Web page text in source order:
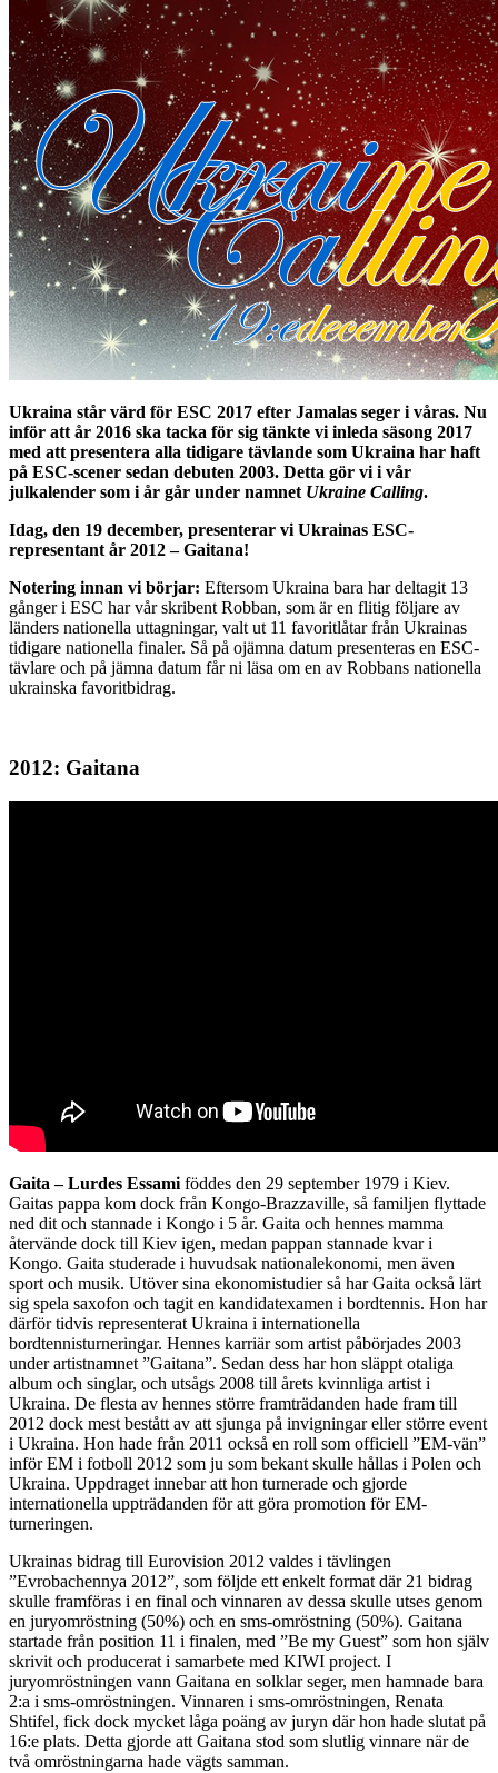
Ukraina står värd för ESC 2017 efter Jamalas seger i våras. Nu
inför att år 2016 ska tacka för sig tänkte vi inleda säsong 2017
med att presentera alla tidigare tävlande som Ukraina har haft
på ESC-scener sedan debuten 2003. Detta gör vi i vår
julkalender som i år går under namnet Ukraine Calling.
Idag, den 19 december, presenterar vi Ukrainas ESC-
representant år 2012 – Gaitana!
Notering innan vi börjar: Eftersom Ukraina bara har deltagit 13
gånger i ESC har vår skribent Robban, som är en flitig följare av
länders nationella uttagningar, valt ut 11 favoritlåtar från Ukrainas
tidigare nationella finaler. Så på ojämna datum presenteras en ESC-
tävlare och på jämna datum får ni läsa om en av Robbans nationella
ukrainska favoritbidrag.
2012: Gaitana
Gaita – Lurdes Essami föddes den 29 september 1979 i Kiev.
Gaitas pappa kom dock från Kongo-Brazzaville, så familjen flyttade
ned dit och stannade i Kongo i 5 år. Gaita och hennes mamma
återvände dock till Kiev igen, medan pappan stannade kvar i
Kongo. Gaita studerade i huvudsak nationalekonomi, men även
sport och musik. Utöver sina ekonomistudier så har Gaita också lärt
sig spela saxofon och tagit en kandidatexamen i bordtennis. Hon har
därför tidvis representerat Ukraina i internationella
bordtennisturneringar. Hennes karriär som artist påbörjades 2003
under artistnamnet ”Gaitana”. Sedan dess har hon släppt otaliga
album och singlar, och utsågs 2008 till årets kvinnliga artist i
Ukraina. De flesta av hennes större framträdanden hade fram till
2012 dock mest bestått av att sjunga på invigningar eller större event
i Ukraina. Hon hade från 2011 också en roll som officiell ”EM-vän”
inför EM i fotboll 2012 som ju som bekant skulle hållas i Polen och
Ukraina. Uppdraget innebar att hon turnerade och gjorde
internationella uppträdanden för att göra promotion för EM-
turneringen.
Ukrainas bidrag till Eurovision 2012 valdes i tävlingen
”Evrobachennya 2012”, som följde ett enkelt format där 21 bidrag
skulle framföras i en final och vinnaren av dessa skulle utses genom
en juryomröstning (50%) och en sms-omröstning (50%). Gaitana
startade från position 11 i finalen, med ”Be my Guest” som hon själv
skrivit och producerat i samarbete med KIWI project. I
juryomröstningen vann Gaitana en solklar seger, men hamnade bara
2:a i sms-omröstningen. Vinnaren i sms-omröstningen, Renata
Shtifel, fick dock mycket låga poäng av juryn där hon hade slutat på
16:e plats. Detta gjorde att Gaitana stod som slutlig vinnare när de
två omröstningarna hade vägts samman.